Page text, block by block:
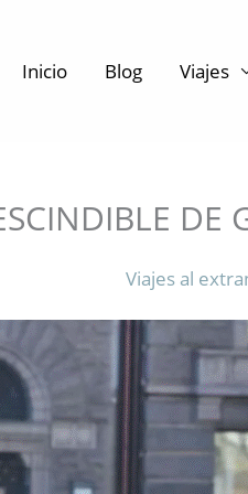
Inicio Blog Viajes
DE
Viajes al